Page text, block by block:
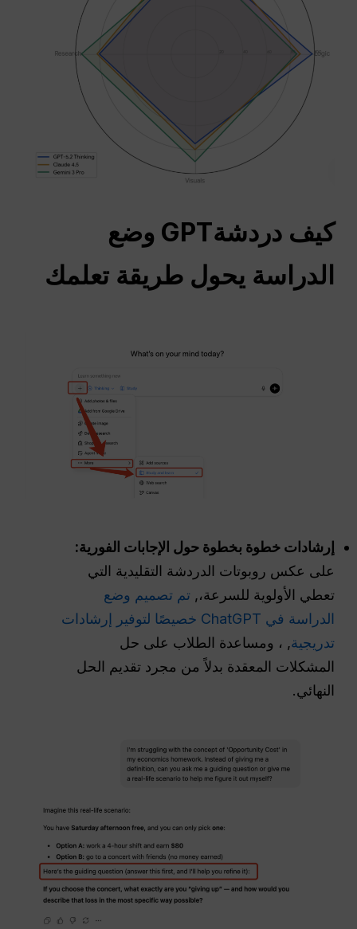
كيفدردشةGPT
وضع
الدراسة يحول طريقة تعلمك
إرشادات خطوة بخطوة حول الإجابات الفورية:
على عكس روبوتات الدردشة التقليدية التي
تعطي الأولوية للسرعة،, تم تصميم وضع
الدراسة في ChatGPT خصيصًا لتوفير إرشادات
تدريجية, ، ومساعدة الطلاب على حل
المشكلات المعقدة بدلاً من مجرد تقديم الحل
النهائي.